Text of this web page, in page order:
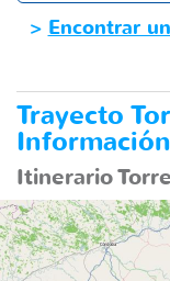
>Encontrar
Trayecto
Itinerario